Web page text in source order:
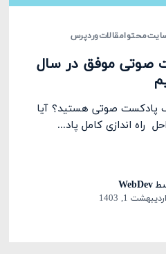
محتوامقالاتوردپرس
صوتی موفق در سال
یک پادکست صوتی هستید؟ آیا
راه اندازی کامل پاد...
WebDev
اردیبهشت 1, 1403